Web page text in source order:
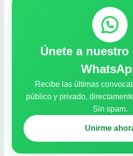
Únete a nuestro
Recibe las últimas
público y privado,
Sin spam.
Unirme